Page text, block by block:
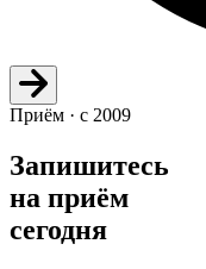
Приём · с 2009
Запишитесь
на приём
сегодня